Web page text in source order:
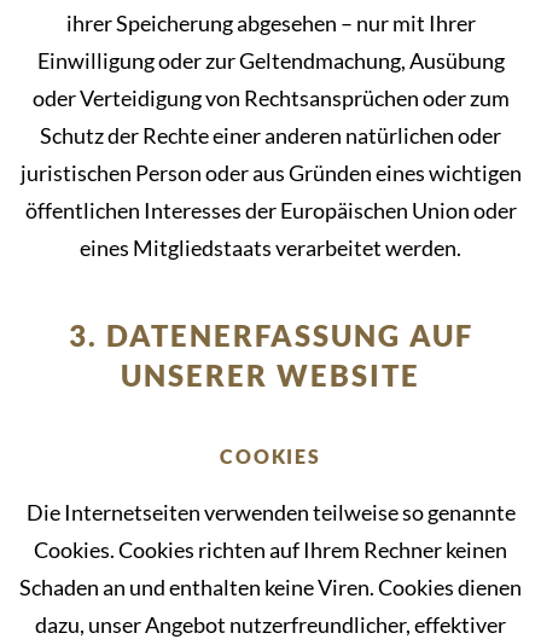
ihrer Speicherung abgesehen – nur mit Ihrer
Einwilligung oder zur Geltendmachung, Ausübung
oder Verteidigung von Rechtsansprüchen oder zum
Schutz der Rechte einer anderen natürlichen oder
juristischen Person oder aus Gründen eines wichtigen
öffentlichen Interesses der Europäischen Union oder
eines Mitgliedstaats verarbeitet werden.
3. DATENERFASSUNG AUF
UNSERER WEBSITE
COOKIES
Die Internetseiten verwenden teilweise so genannte
Cookies. Cookies richten auf Ihrem Rechner keinen
Schaden an und enthalten keine Viren. Cookies dienen
dazu, unser Angebot nutzerfreundlicher, effektiver